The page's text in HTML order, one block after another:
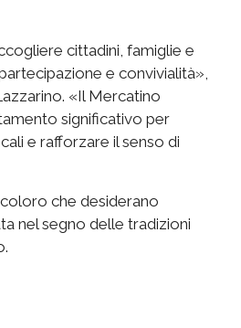
cittadini, famiglie e
e convivialità»,
«Il Mercatino
significativo per
e rafforzare il senso di
che desiderano
nel segno delle tradizioni